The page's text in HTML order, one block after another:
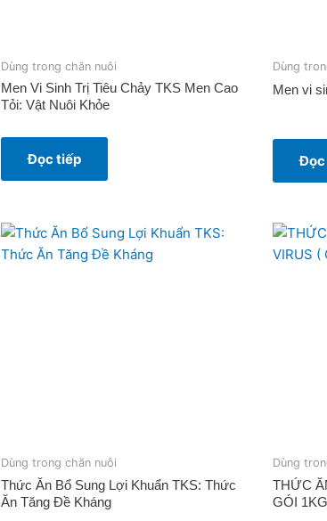
Dùng trong chăn nuôi
Men Vi Sinh Trị Tiêu Chảy TKS Men Cao
Tỏi: Vật Nuôi Khỏe
Đọc tiếp
Dùng
Men vi
Dùng trong chăn nuôi
Thức Ăn Bổ Sung Lợi Khuẩn TKS: Thức
Ăn Tăng Đề Kháng
Dùng
THỨC
GÓI